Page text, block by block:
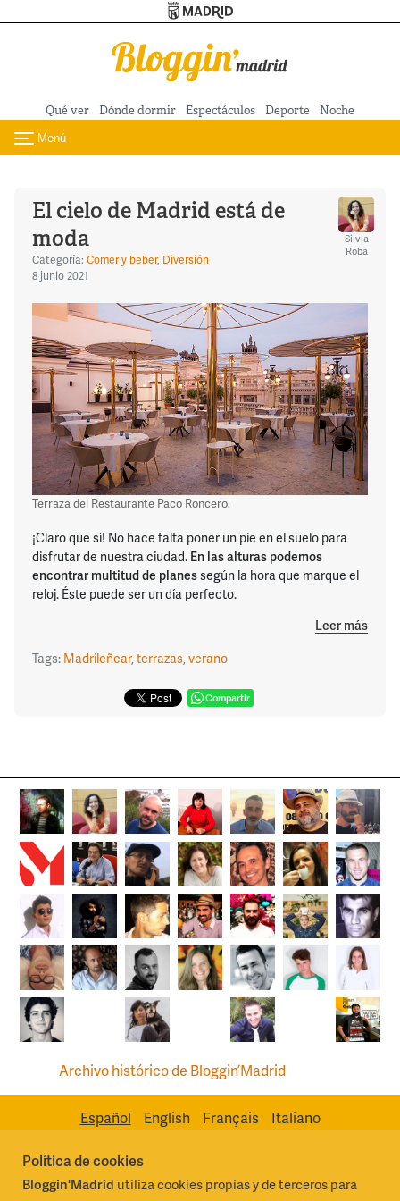
Pasar al contenido principal
Qué ver Dónde dormir Espectáculos Deporte Noche
Toggle navigation
Menú
El cielo de Madrid está de
moda
Categoría: Comer y beber, Diversión
8 junio 2021
Silvia
Roba
Terraza del Restaurante Paco Roncero.
¡Claro que sí! No hace falta poner un pie en el suelo para
disfrutar de nuestra ciudad. En las alturas podemos
encontrar multitud de planessegún la hora que marque el
reloj. Éste puede ser un día perfecto.
Leer más
Tags: Madrileñear,terrazas,verano
Compartir
Archivo histórico de Bloggin’Madrid
Español English Français Italiano
Política de cookies
Bloggin'Madrid utiliza cookies propias y de terceros para